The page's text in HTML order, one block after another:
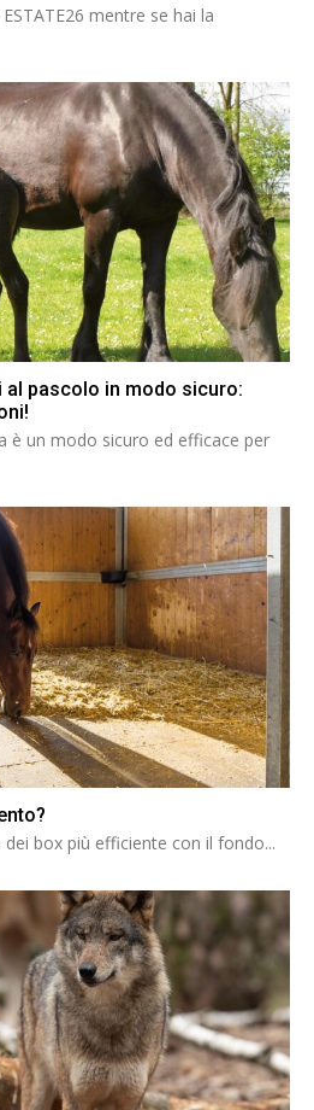
mentre se hai la
al pascolo in modo sicuro:
è un modo sicuro ed efficace per
box più efficiente con il fondo...